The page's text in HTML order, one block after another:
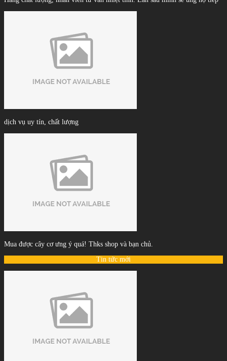
dịch vụ uy tín, chất lượng
Mua được cây cơ ưng ý quá! Thks shop và bạn chủ.
Tin tức mới